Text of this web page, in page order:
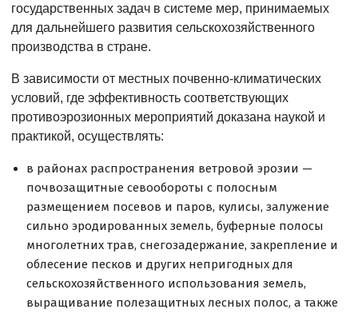
государственных задач в системе мер, принимаемых
для дальнейшего развития сельскохозяйственного
производства в стране.
В зависимости от местных почвенно-климатических
условий, где эффективность соответствующих
противоэрозионных мероприятий доказана наукой и
практикой, осуществлять:
в районах распространения ветровой эрозии —
почвозащитные севообороты с полосным
размещением посевов и паров, кулисы, залужение
сильно эродированных земель, буферные полосы
многолетних трав, снегозадержание, закрепление и
облесение песков и других непригодных для
сельскохозяйственного использования земель,
выращивание полезащитных лесных полос, а также